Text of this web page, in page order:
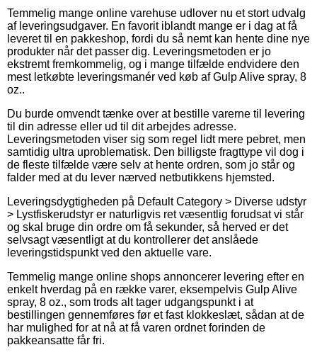
Temmelig mange online varehuse udlover nu et stort udvalg
af leveringsudgaver. En favorit iblandt mange er i dag at få
leveret til en pakkeshop, fordi du så nemt kan hente dine nye
produkter når det passer dig. Leveringsmetoden er jo
ekstremt fremkommelig, og i mange tilfælde endvidere den
mest letkøbte leveringsmanér ved køb af Gulp Alive spray, 8
oz..
Du burde omvendt tænke over at bestille varerne til levering
til din adresse eller ud til dit arbejdes adresse.
Leveringsmetoden viser sig som regel lidt mere pebret, men
samtidig ultra uproblematisk. Den billigste fragttype vil dog i
de fleste tilfælde være selv at hente ordren, som jo står og
falder med at du lever nærved netbutikkens hjemsted.
Leveringsdygtigheden på Default Category > Diverse udstyr
> Lystfiskerudstyr er naturligvis ret væsentlig forudsat vi står
og skal bruge din ordre om få sekunder, så herved er det
selvsagt væsentligt at du kontrollerer det anslåede
leveringstidspunkt ved den aktuelle vare.
Temmelig mange online shops annoncerer levering efter en
enkelt hverdag på en række varer, eksempelvis Gulp Alive
spray, 8 oz., som trods alt tager udgangspunkt i at
bestillingen gennemføres før et fast klokkeslæt, sådan at de
har mulighed for at nå at få varen ordnet forinden de
pakkeansatte får fri.